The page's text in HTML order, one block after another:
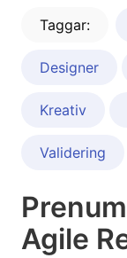
Taggar:
Designer
Kreativ
Validering
Agile